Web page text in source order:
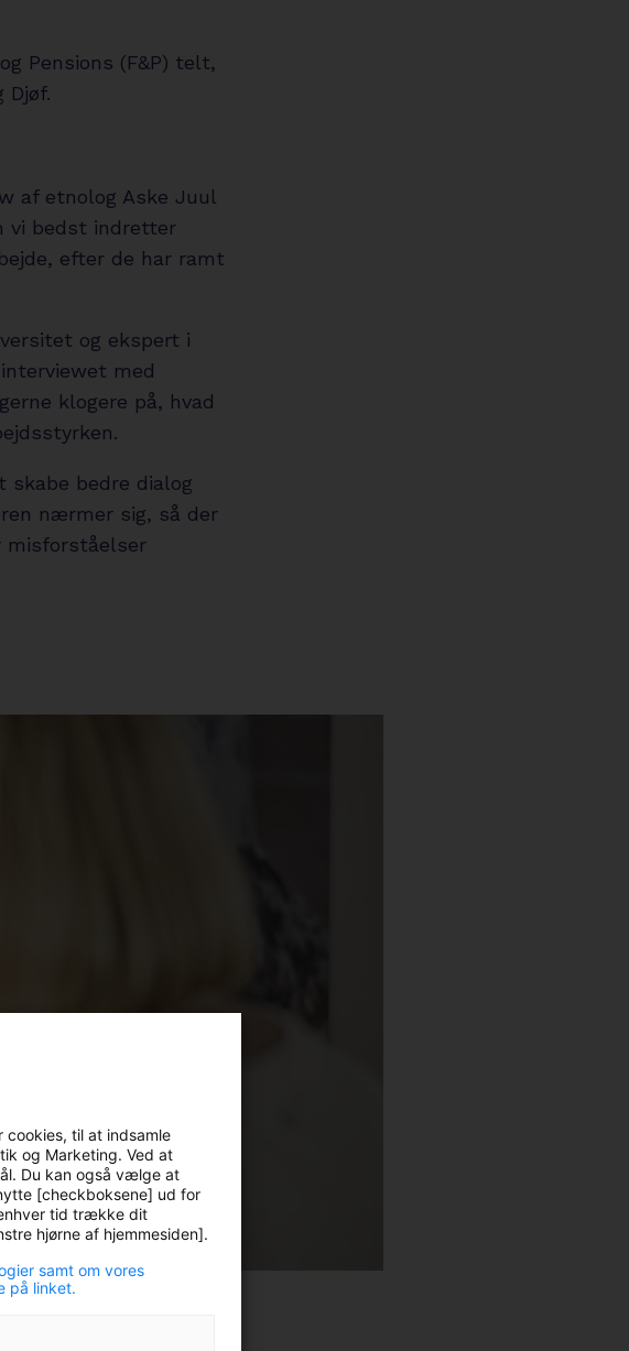
Pensions (F&P) telt,
Djøf.
af etnolog Aske Juul
vi bedst indretter
efter de har ramt
og ekspert i
med
klogere på, hvad
bedre dialog
nærmer sig, så der
misforståelser
cookies, til at indsamle
og Marketing. Ved at
Du kan også vælge at
[checkboksene] ud for
tid trække dit
hjørne af hjemmesiden].
samt om vores
på linket.